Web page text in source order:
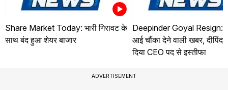
Share Market Today: भारी गिरावट के
साथ बंद हुआ शेयर बाजार
Deepinder Goyal Resign:
आई चौंका देने वाली खबर,
दिया CEO पद से इस्तीफा
ADVERTISEMENT